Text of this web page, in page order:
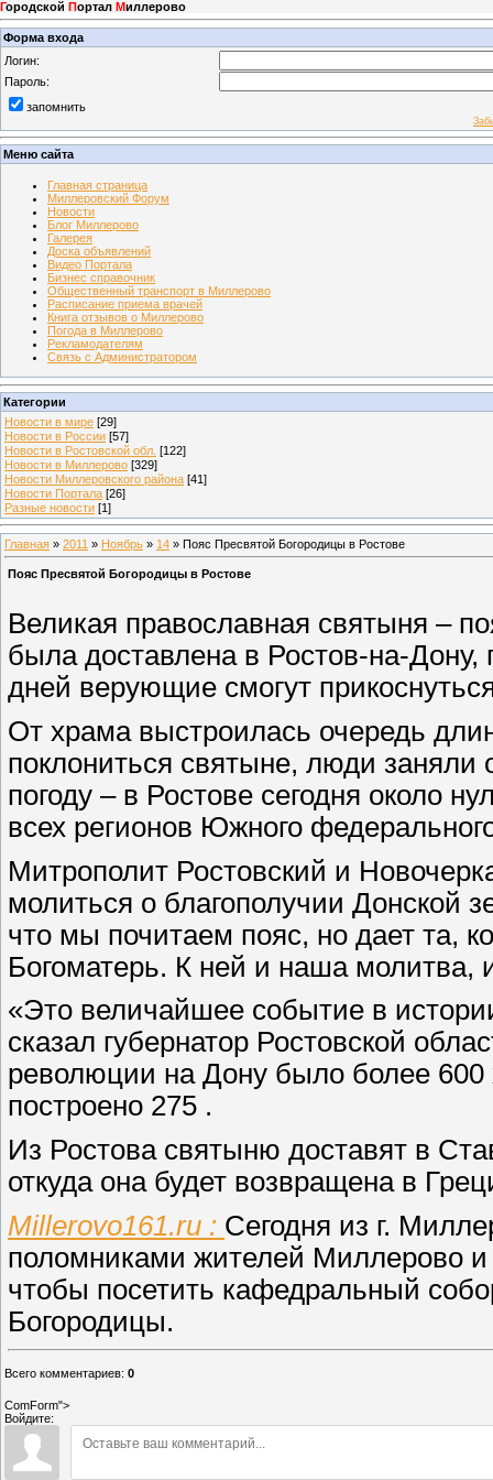
Городской Портал Миллерово
Форма входа
Логин:
Пароль:
запомнить
Меню сайта
Главная страница
Миллеровский Форум
Новости
Блог Миллерово
Галерея
Доска объявлений
Видео Портала
Бизнес справочник
Общественный транспорт в Миллерово
Расписание приема врачей
Книга отзывов о Миллерово
Погода в Миллерово
Рекламодателям
Связь с Администратором
Категории
Новости в мире [29]
Новости в России [57]
Новости в Ростовской обл. [122]
Новости в Миллерово [329]
Новости Миллеровского района [41]
Новости Портала [26]
Разные новости [1]
Главная » 2011 » Ноябрь » 14 » Пояс Пресвятой Богородицы в Ростове
Пояс Пресвятой Богородицы в Ростове
Великая православная святыня –
была доставлена в Ростов-на-Дону,
дней верующие смогут
От храма выстроилась очередь
поклониться святыне, люди заняли
погоду – в Ростове сегодня около
всех регионов Южного
Митрополит Ростовский и
молиться о благополучии Донской
что мы почитаем пояс, но дает та,
Богоматерь. К ней и наша молитва,
«Это величайшее событие в
сказал губернатор Ростовской
революции на Дону было более 600
построено 275 .
Из Ростова святыню доставят в
откуда она будет возвращена в
Millerovo161.ru : Сегодня из г.
поломниками жителей Миллерово и
чтобы посетить кафедральный
Богородицы.
Всего комментариев: 0
ComForm">
Войдите: